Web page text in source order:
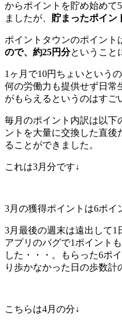
からポイントを貯め始めて
ましたが、 貯まったポイン
ポイントタウンのポイント
ので、約25円分ということ
1ヶ月で10円ちょいという
何の労働力も提供せず日常
がもらえるというのはすご
毎月のポイント内訳は以下
ントを大量に交換した直後
ることができました。
これは3月分です↓
3月の獲得ポイントは6ポイ
3月最後の週末は遠出して1
アプリのバグで1ポイント
した・・・。もらった6ポ
り歩かなかった日の歩数計
こちらは4月の分↓